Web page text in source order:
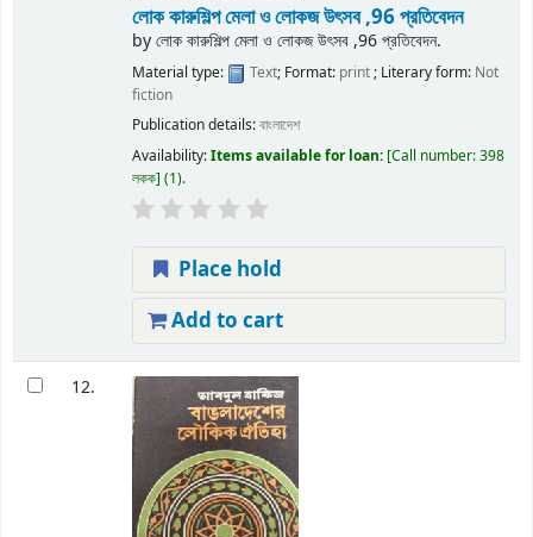
লোক কারুশিল্প মেলা ও লোকজ উৎসব ,96 প্রতিবেদন
byলোক কারুশিল্প মেলা ও লোকজ উৎসব ,96 প্রতিবেদন.
Material type: Text; Format: print; Literary form: Not
fiction
Publication details:বাংলাদেশ
Availability:Items available for loan: Call number:398
লকক (1).
Place hold
Add to cart
12.